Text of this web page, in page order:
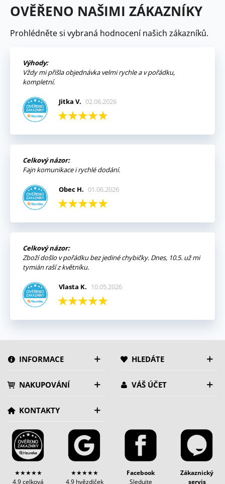
OVĚŘENO NAŠIMI ZÁKAZNÍKY
Prohlédněte si vybraná hodnocení našich zákazníků.
Výhody:
Vždy mi přišla objednávka velmi rychle a v pořádku,
kompletní.
Jitka V. 02.06.2026
Celkový názor:
Fajn komunikace i rychlé dodání.
Obec H. 01.06.2026
Celkový názor:
Zboží došlo v pořádku bez jediné chybičky. Dnes, 10.5. už mi
tymián raší z květníku.
Vlasta K. 10.05.2026
INFORMACE HLEDÁTE
NAKUPOVÁNÍ VÁŠ ÚČET
KONTAKTY
★★★★★
4,9 celková
★★★★★
4,9 hvězdiček
Facebook
Sledujte
Zákaznický
servis